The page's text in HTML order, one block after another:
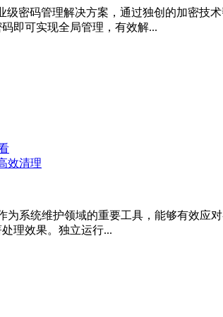
级密码管理解决方案，通过独创的加密
即可实现全局管理，有效解...
效清理
为系统维护领域的重要工具，能够有效应
理效果。独立运行...